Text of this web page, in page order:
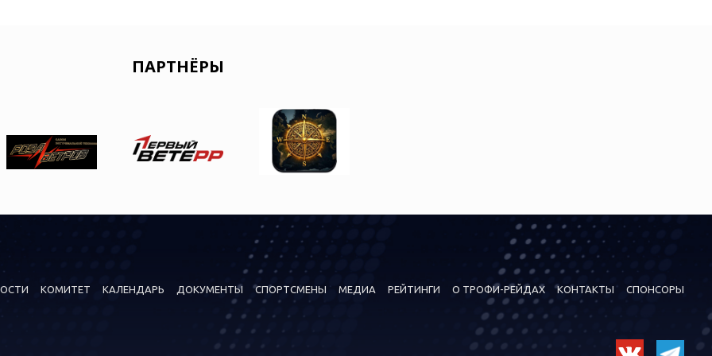
ПАРТНЁРЫ
КОМИТЕТ КАЛЕНДАРЬ ДОКУМЕНТЫ СПОРТСМЕНЫ МЕДИА РЕЙТИНГИ О ТРОФИ-РЕЙДАХ КОНТАКТЫ СПОНСОРЫ